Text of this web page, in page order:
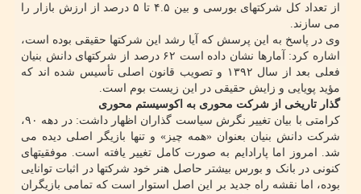
از تعداد کل شرکتهای بورسی و بین ۴.۵ تا ۵ درصد از ارزش بازار را
می سازند.
وی در پاسخ به این پرسش که آیا رشد این شرکتها حقیقی بوده است،
اشاره کرد: آمارها نشان داده است ۶۲ درصد از شرکتهای دانش بنیان
فعلی بعد از سال ۱۳۹۲ و تصویب قانون اصلی تأسیس شده اند که
مؤید پویایی و زایش حقیقی در این زیست بوم است.
گذار تاریخی از شرکت محوری به اکوسیستم محوری
کرامتی با بیان تغییر نگرش سیاست گذاران اظهار داشت: در دهه ۹۰،
شرکت دانش بنیان بعنوان «همه چیز» و تنها بازیگر اصلی دیده می
شد. امروز اما پارادایم به صورت کامل تغییر یافته است. موفقیتهای
کنونی در بانک و بورس بیشتر حاصل هنر خود شرکتها در اثبات توانایی
بوده، اما نقشه راه جدید بر این اصل استوار است که تمامی بازیگران